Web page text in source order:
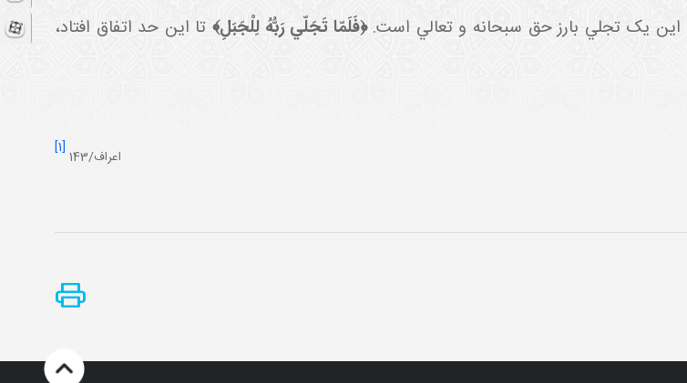
يک تجلي بارز حق سبحانه و تعالي است.﴿فَلَمّا تَجَلّي رَبُّهُ لِلْجَبَلِ﴾ تا اين حد اتفاق افتاد،
[1] اعراف/143